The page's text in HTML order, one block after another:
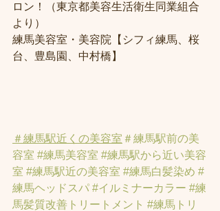
ロン！（東京都美容生活衛生同業組合
より）
練馬美容室・美容院【シフィ練馬、桜
台、豊島園、中村橋】
＃練馬駅近くの美容室 ＃練馬駅前の美
容室 #練馬美容室 #練馬駅から近い美容
室 #練馬駅近の美容室 #練馬白髪染め #
練馬ヘッドスパ #イルミナーカラー #練
馬髪質改善トリートメント #練馬トリ